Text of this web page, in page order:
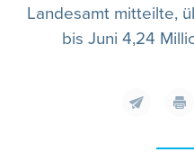
Landesamt mitteilte,
bis Juni 4,24